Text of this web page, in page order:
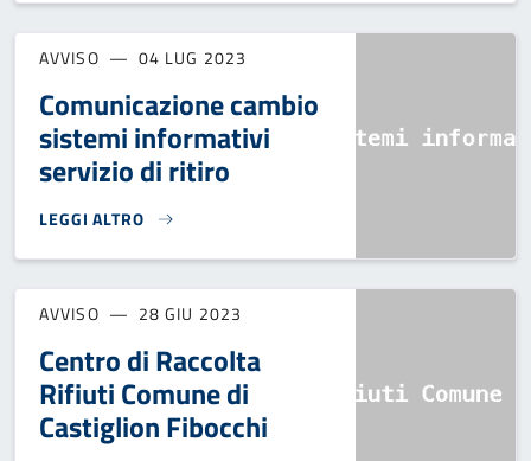
AVVISO 04 LUG 2023
Comunicazione cambio
sistemi informativi
servizio di ritiro
LEGGI ALTRO
COMUNICAZIONE CAMBIO SISTEMI INFORMATIVI SERVIZIO
AVVISO 28 GIU 2023
Centro di Raccolta
Rifiuti Comune di
Castiglion Fibocchi